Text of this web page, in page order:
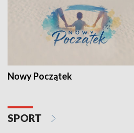
Nowy Początek
SPORT